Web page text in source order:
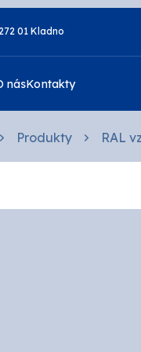
01 Kladno
násKontakty
Krycí
Produkty RAL